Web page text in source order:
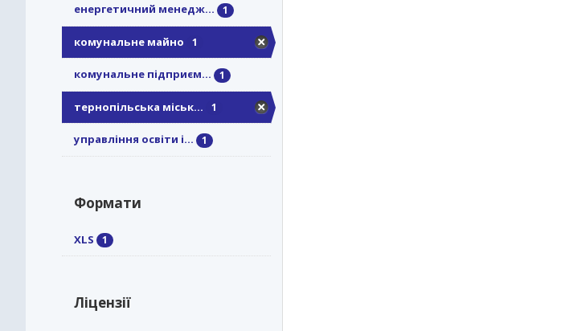
енергетичний менедж... 1
комунальне майно 1
комунальне підприєм... 1
тернопільська міськ... 1
управління освіти і... 1
Формати
XLS 1
Ліцензії